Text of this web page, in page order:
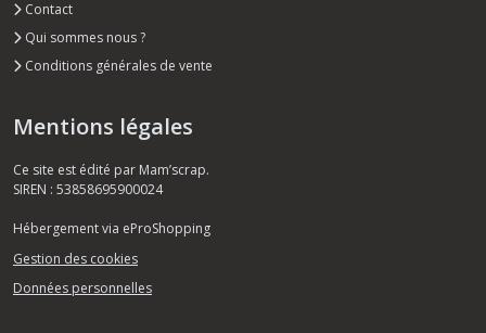
Contact
Qui sommes nous ?
Conditions générales de vente
Mentions légales
Ce site est édité par Mam’scrap.
SIREN : 53858695900024
Hébergement via eProShopping
Gestion des cookies
Données personnelles